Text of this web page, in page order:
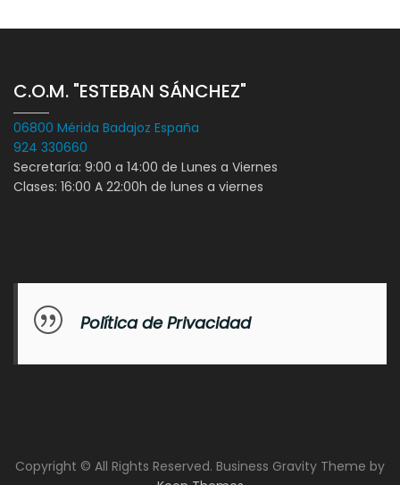
C.O.M. "ESTEBAN SÁNCHEZ"
06800 Mérida Badajoz España
924 330660
Secretaría: 9:00 a 14:00 de Lunes a Viernes
Clases: 16:00 A 22:00h de lunes a viernes
Política de Privacidad
Copyright © All Rights Reserved. Business Gravity Theme by